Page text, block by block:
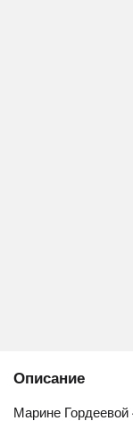
Описание
Марине Гордеевой